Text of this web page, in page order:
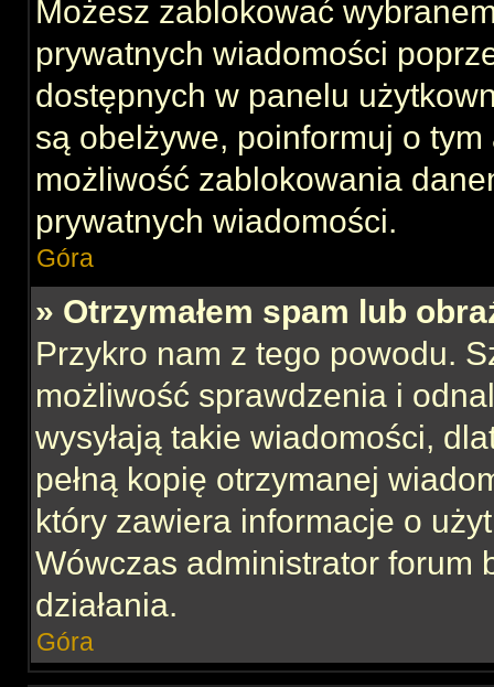
Możesz zablokować
prywatnych wiadomości
dostępnych w panelu
są obelżywe, poinformuj o
możliwość zablokowania
prywatnych wiadomości.
Góra
» Otrzymałem spam lub
Przykro nam z tego powodu.
możliwość sprawdzenia i
wysyłają takie wiadomości,
pełną kopię otrzymanej
który zawiera informacje o
Wówczas administrator forum
działania.
Góra